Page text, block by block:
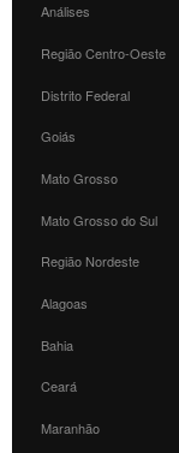
Análises
Região Centro-Oeste
Distrito Federal
Goiás
Mato Grosso
Mato Grosso do Sul
Região Nordeste
Alagoas
Bahia
Ceará
Maranhão